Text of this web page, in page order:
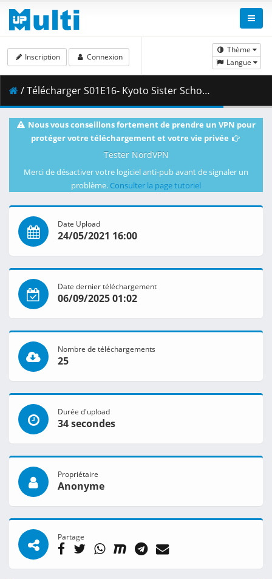
Thème
Langue
Inscription Connexion
/ Télécharger S01E16- Kyoto Sister School Goodwill Event - Team Battle_ Part 2.mkv.001 ( 260.46 MB )
Nous vous conseillons fortement de prendre un VPN pour
protéger votre téléchargement et votre vie privée
Tester NordVPN
Merci de désactiver votre logiciel anti-pub avant de signaler un
problème. Consulter la page tutoriel
Date Upload
24/05/2021 16:00
Date dernier téléchargement
06/09/2025 01:02
Nombre de téléchargements
25
Durée d'upload
34 secondes
Propriétaire
Anonyme
Partage